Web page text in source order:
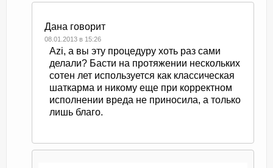
Дана говорит
08.01.2013 в 15:26
Azi, а вы эту процедуру хоть раз сами
делали? Басти на протяжении нескольких
сотен лет используется как классическая
шаткарма и никому еще при корректном
исполнении вреда не приносила, а только
лишь благо.